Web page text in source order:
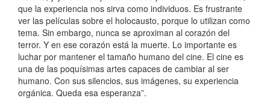
que la experiencia nos sirva como individuos. Es frustrante
ver las películas sobre el holocausto, porque lo utilizan como
tema. Sin embargo, nunca se aproximan al corazón del
terror. Y en ese corazón está la muerte. Lo importante es
luchar por mantener el tamaño humano del cine. El cine es
una de las poquísimas artes capaces de cambiar al ser
humano. Con sus silencios, sus imágenes, su experiencia
orgánica. Queda esa esperanza”.